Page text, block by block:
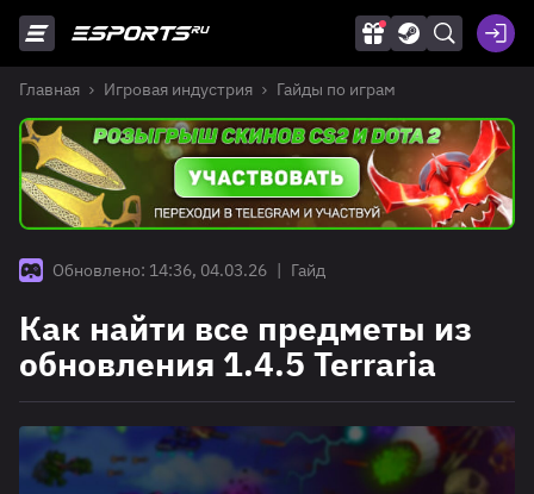
Главная Игровая индустрия Гайды по играм
Обновлено: 14:36, 04.03.26 | Гайд
Как найти все предметы из
обновления 1.4.5 Terraria